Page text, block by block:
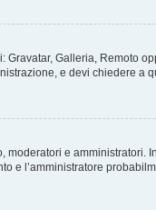
Galleria, Remoto
e devi chiedere a
e
e l’amministratore